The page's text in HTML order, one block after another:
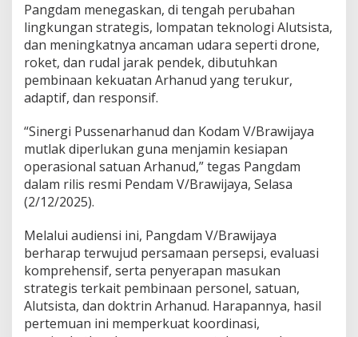
Pangdam menegaskan, di tengah perubahan
lingkungan strategis, lompatan teknologi Alutsista,
dan meningkatnya ancaman udara seperti drone,
roket, dan rudal jarak pendek, dibutuhkan
pembinaan kekuatan Arhanud yang terukur,
adaptif, dan responsif.
“Sinergi Pussenarhanud dan Kodam V/Brawijaya
mutlak diperlukan guna menjamin kesiapan
operasional satuan Arhanud,” tegas Pangdam
dalam rilis resmi Pendam V/Brawijaya, Selasa
(2/12/2025).
Melalui audiensi ini, Pangdam V/Brawijaya
berharap terwujud persamaan persepsi, evaluasi
komprehensif, serta penyerapan masukan
strategis terkait pembinaan personel, satuan,
Alutsista, dan doktrin Arhanud. Harapannya, hasil
pertemuan ini memperkuat koordinasi,